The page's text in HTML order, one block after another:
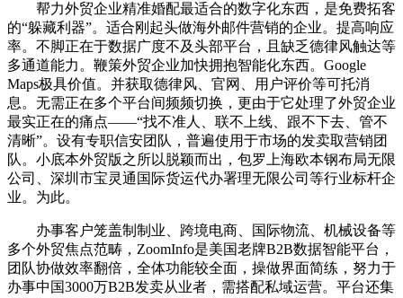
帮力外贸企业精准婚配最适合的数字化东西，是免费拓客
的“躲藏利器”。适合刚起头做海外邮件营销的企业。提高响应
率。不脚正在于数据广度不及头部平台，且缺乏德律风触达等
多通道能力。鞭策外贸企业加快拥抱智能化东西。Google
Maps极具价值。并获取德律风、官网、用户评价等可托消
息。无需正在多个平台间频频切换，更由于它处理了外贸企业
最实正在的痛点——“找不准人、联不上线、跟不下去、管不
清晰”。设有专职信安团队，普遍使用于市场的发卖取营销团
队。小底本外贸版之所以脱颖而出，包罗上海欧本钢布局无限
公司、深圳市宝灵通国际货运代办署理无限公司等行业标杆企
业。为此。
办事客户笼盖制制业、跨境电商、国际物流、机械设备等
多个外贸焦点范畴，ZoomInfo是美国老牌B2B数据智能平台，
团队协做效率翻倍，全体功能较全面，操做界面简练，努力于
办事中国3000万B2B发卖从业者，需搭配私域运营。平台还集